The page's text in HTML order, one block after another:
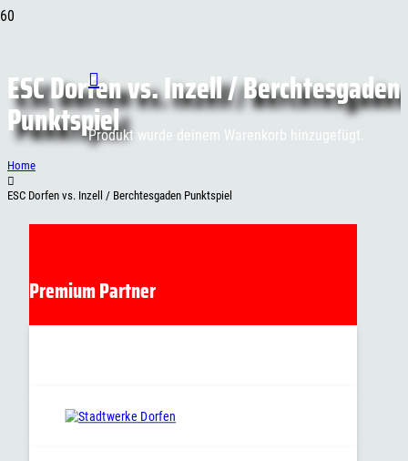
Produkt wurde deinem Warenkorb hinzugefügt.
ESC Dorfen vs. Inzell / Berchtesgaden
Punktspiel
Home
ESC Dorfen vs. Inzell / Berchtesgaden Punktspiel
Premium Partner